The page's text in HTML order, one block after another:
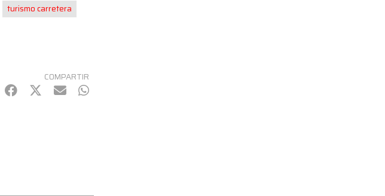
turismo carretera
COMPARTIR
Facebook
Twitter
mail WhatsApp